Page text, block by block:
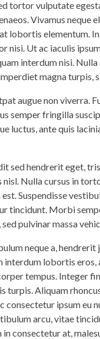
tortor vulputate
Vivamus
lobortis elementum.
nisi. Ut ac iaculis
interdum nisi.
magna turpis,
augue non viverra.
semper fringilla
luctus, ante quis
sed hendrerit eget,
nisl. Nulla cursus in
est. Suspendisse
tincidunt. Morbi
pulvinar massa
neque a, hendrerit
interdum lobortis
tempus. Integer
turpis. Aliquam
consectetur ipsum eu
arcu, vitae
consectetur at,